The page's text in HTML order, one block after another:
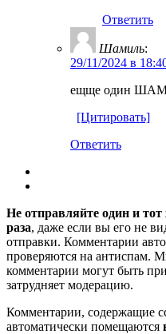
Ответить
Шамиль:
29/11/2024 в
ещще один
[Цитировать]
Ответить
Не отправляйте один и
раза, даже если вы его не
отправки. Комментарии
проверяются на антиспам.
комментарии могут быть
затрудняет модерацию.
Комментарии, содержащие
автоматически помещаются